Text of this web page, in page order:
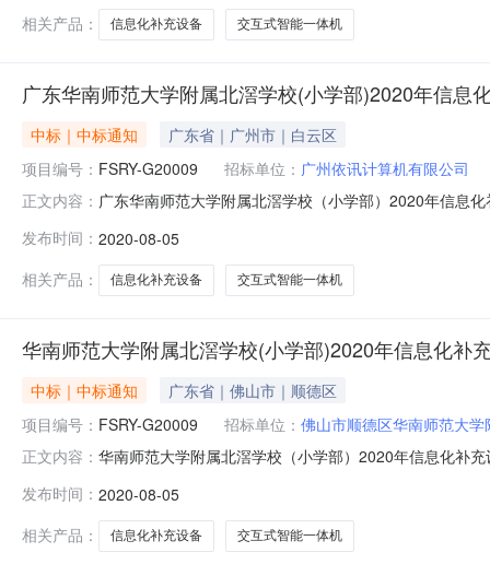
￥
相关产品：
信息化补充设备 交互式智能一体机
广东华南师范大学附属北滘学校(小学部)2020年信息
中标｜中标通知
广东省｜广州市｜白云区
项目编号： FSRY-G20009 招标单位： 广州依讯计算机有限公司
正文内容： 广东华南师范大学附属北滘学校（小学部）2020年信息
分类：设备，公告类型：中标公告。一、项目编号（或
发布时间： 2020-08-05
相关产品：
信息化补充设备 交互式智能一体机
华南师范大学附属北滘学校(小学部)2020年信息化补
中标｜中标通知
广东省｜佛山市｜顺德区
项目编号： FSRY-G20009 招标单位： 佛山市顺德区华南师范大
正文内容： 华南师范大学附属北滘学校（小学部）2020年信息化补
09:16评审专家名单苏彩红、杨锦汛、潘文训、李加新总
发布时间： 2020-08-05
相关产品：
信息化补充设备 交互式智能一体机